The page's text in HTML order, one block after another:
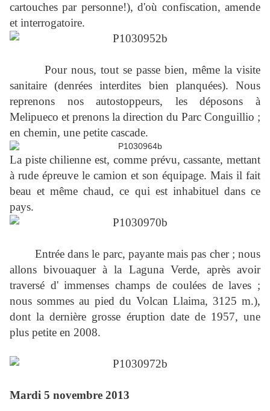
cartouches par personne!), d'où confiscation, amende
et interrogatoire.
Pour nous, tout se passe bien, même la visite
sanitaire (denrées interdites bien planquées). Nous
reprenons nos autostoppeurs, les déposons à
Melipueco et prenons la direction du Parc Conguillio ;
en chemin, une petite cascade.
La piste chilienne est, comme prévu, cassante, mettant
à rude épreuve le camion et son équipage. Mais il fait
beau et même chaud, ce qui est inhabituel dans ce
pays.
Entrée dans le parc, payante mais pas cher ; nous
allons bivouaquer à la Laguna Verde, après avoir
traversé d' immenses champs de coulées de laves ;
nous sommes au pied du Volcan Llaima, 3125 m.),
dont la dernière grosse éruption date de 1957, une
plus petite en 2008.
Mardi 5 novembre 2013